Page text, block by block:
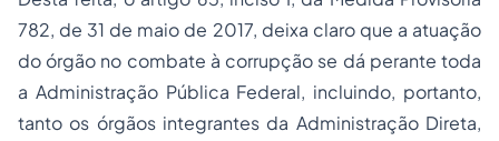
782, de 31 de maio de 2017, deixa claro que a atuação
do órgão no combate à corrupção se dá perante toda
a Administração Pública Federal, incluindo, portanto,
tanto os órgãos integrantes da Administração Direta,